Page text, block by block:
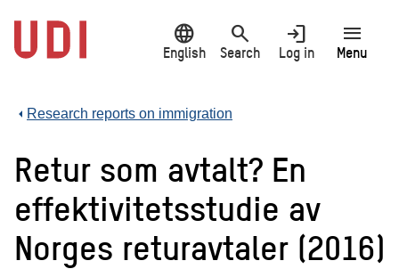
main
content
language
English
search
Search
login
Log in
menu
Menu
Research reports on immigration
Retur som avtalt? En
effektivitetsstudie av
Norges returavtaler (2016)